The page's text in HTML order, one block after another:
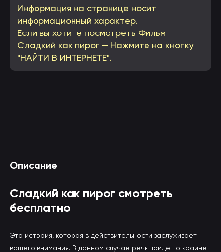
Информация на странице носит
информационный характер.
Если вы хотите посмотреть Фильм
Сладкий как пирог — Нажмите на кнопку
"НАЙТИ В ИНТЕРНЕТЕ".
(вы будете перенаправлены на другой сайт)
Описание
Сладкий как пирог смотреть
бесплатно
Это история, которая в действительности заслуживает
вашего внимания. В данном случае речь пойдет о крайне